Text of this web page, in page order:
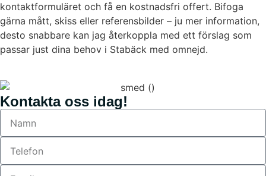
kontaktformuläret och få en kostnadsfri offert. Bifoga
gärna mått, skiss eller referensbilder – ju mer information,
desto snabbare kan jag återkoppla med ett förslag som
passar just dina behov i Stabäck med omnejd.
Kontakta oss idag!